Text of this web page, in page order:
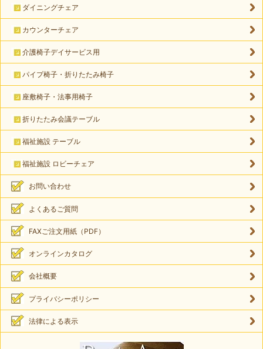
ダイニングチェア
カウンターチェア
介護椅子デイサービス用
パイプ椅子・折りたたみ椅子
座敷椅子・法事用椅子
折りたたみ会議テーブル
福祉施設 テーブル
福祉施設 ロビーチェア
お問い合わせ
よくあるご質問
FAXご注文用紙（PDF）
オンラインカタログ
会社概要
プライバシーポリシー
法律による表示